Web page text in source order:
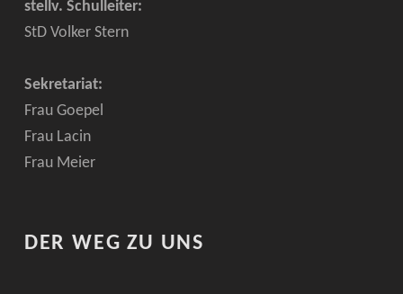
stellv. Schulleiter:
StD Volker Stern
Sekretariat:
Frau Goepel
Frau Lacin
Frau Meier
DER WEG ZU UNS